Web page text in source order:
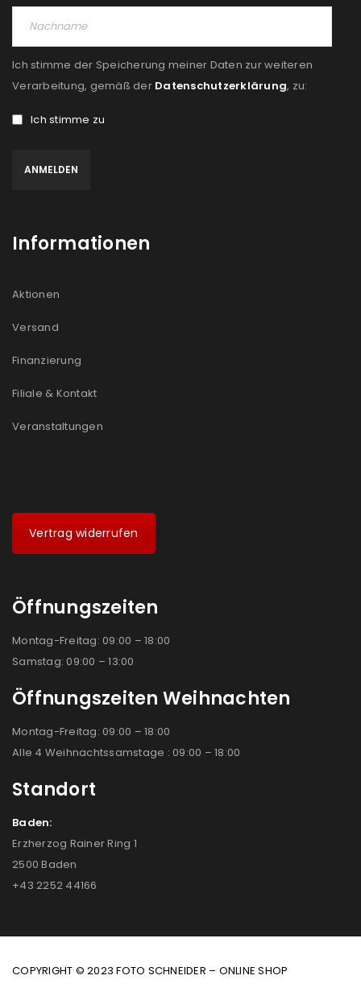
Ich stimme der Speicherung meiner Daten zur weiteren
Verarbeitung, gemäß der Datenschutzerklärung, zu:
Ich stimme zu
Informationen
Aktionen
Versand
Finanzierung
Filiale & Kontakt
Veranstaltungen
Vertrag widerrufen
Öffnungszeiten
Montag-Freitag: 09:00 – 18:00
Samstag: 09:00 – 13:00
Öffnungszeiten Weihnachten
Montag-Freitag: 09:00 – 18:00
Alle 4 Weihnachtssamstage : 09:00 – 18:00
Standort
Baden:
Erzherzog Rainer Ring 1
2500 Baden
+43 2252 44166
COPYRIGHT © 2023 FOTO SCHNEIDER – ONLINE SHOP